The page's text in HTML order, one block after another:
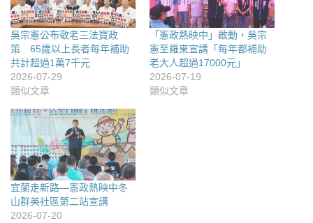
吳宗憲公布敬老三法寶政
策 65歲以上長者每年補助
共計超過1萬7千元
2026-07-29
類似文章
「憲政熱映中」啟動，吳宗
憲至羅東宣講「每年都補助
老大人超過17000元」
2026-07-19
類似文章
宜蘭走新路—憲政熱映中冬
山群英社區第二站宣講
2026-07-20